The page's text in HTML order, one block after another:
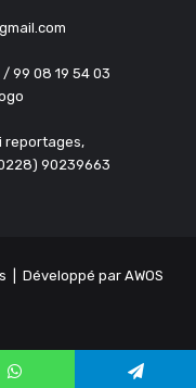
99 08 19 54 03
reportages,
90239663
| Développé par AWOS